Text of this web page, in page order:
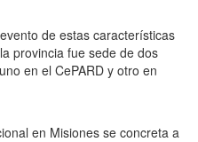
de estas características
provincia fue sede de dos
en el CePARD y otro en
en Misiones se concreta a